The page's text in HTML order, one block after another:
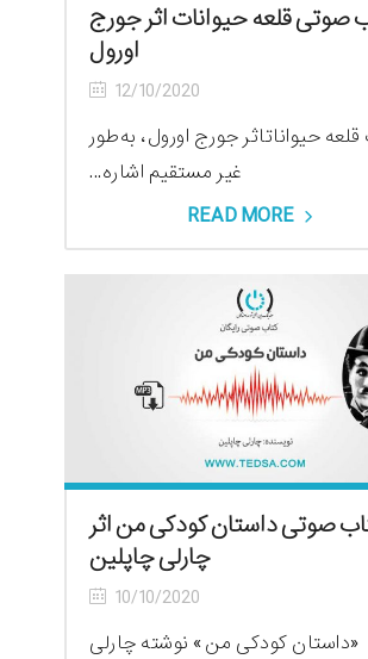
صوتی قلعه حیوانات اثر جورج
اورول
12/10/2020
حیواناتاثر جورج اورول، به‌طور
غیر مستقیم اشاره...
READ MORE
صوتی داستان کودکی من اثر
چارلی چاپلین
10/10/2020
«داستان کودکی من» نوشته چارلی